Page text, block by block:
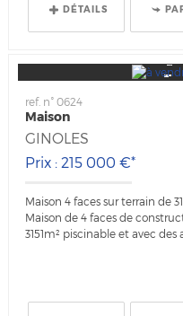
DÉTAILS
ref. n° 0624
Maison
GINOLES
Prix : 215 000 €*
Maison 4 faces sur terrain de
Maison de 4 faces de
3151m² piscinable et avec des